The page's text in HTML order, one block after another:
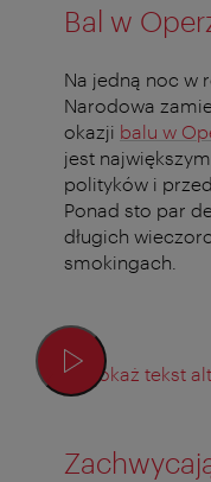
Bal w
Na jedną noc w
Narodowa
okazji balu w
jest
polityków i
Ponad sto par
długich
smokingach.
Pokaż tekst